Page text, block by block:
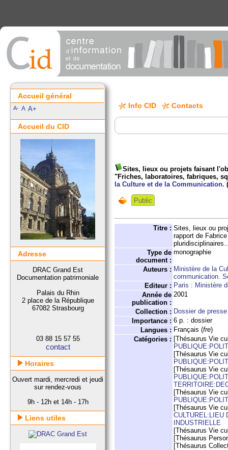
Info CID Contacts
Sites, lieux ou projets faisant
"Friches, laboratoires, fabriques,
la Culture et de la Communication.
Public
Titre : Sites, lieux ou
rapport de
Type de
document :
monographie
Auteurs : Ministère de la
communication.
Editeur : Paris : Ministère
Année de
publication :
2001
Collection : Dossier de
Importance : 6 p. : dossier
Langues : Français (fre)
Catégories : [Thésaurus Vie
[Thésaurus Vie
[Thésaurus Vie
[Thésaurus Vie
[Thésaurus Vie
CULTUREL:LIEU
INDUSTRIELLE
[Thésaurus Vie
[Thésaurus
[Thésaurus
Accueil général
A- A A+
Accueil du CID
Adresse
DRAC Grand Est
Documentation patrimoniale
Palais du Rhin
2 place de la République
67082 Strasbourg
03 88 15 57 55
contact
Horaires
Ouvert mardi, mercredi et jeudi
sur rendez-vous
9h - 12h et 14h - 17h
Liens utiles